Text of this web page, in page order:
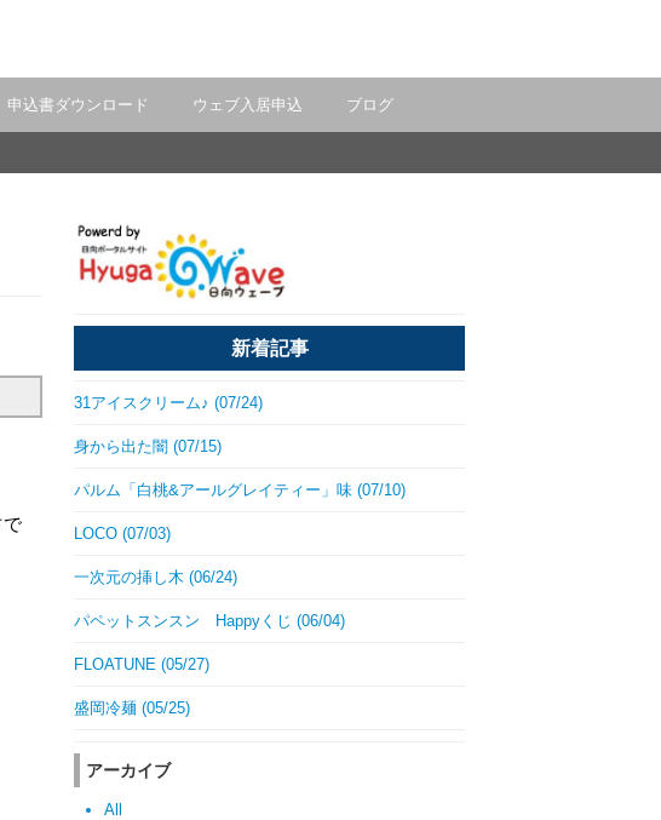
申込書ダウンロード ウェブ入居申込 ブログ
新着記事
31アイスクリーム♪ (07/24)
身から出た闇 (07/15)
パルム「白桃&アールグレイティー」味 (07/10)
LOCO (07/03)
一次元の挿し木 (06/24)
パペットスンスン Happyくじ (06/04)
FLOATUNE (05/27)
盛岡冷麺 (05/25)
アーカイブ
All